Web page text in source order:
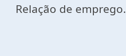
Relação de emprego.